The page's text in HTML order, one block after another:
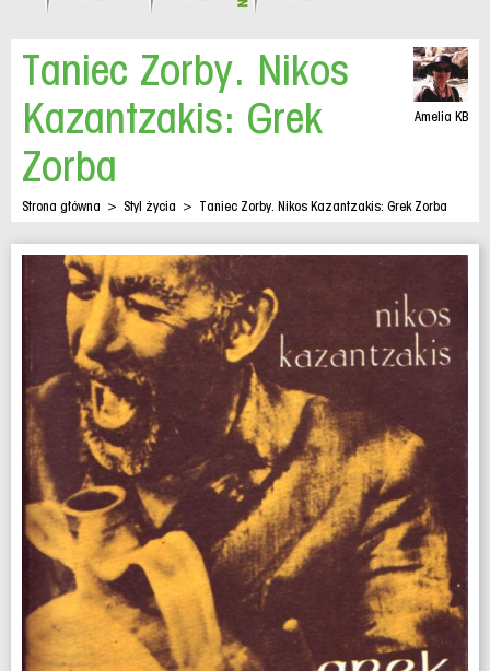
Amelia KB
Taniec Zorby. Nikos
Kazantzakis: Grek
Zorba
Strona główna > Styl życia > Taniec Zorby. Nikos Kazantzakis: Grek Zorba